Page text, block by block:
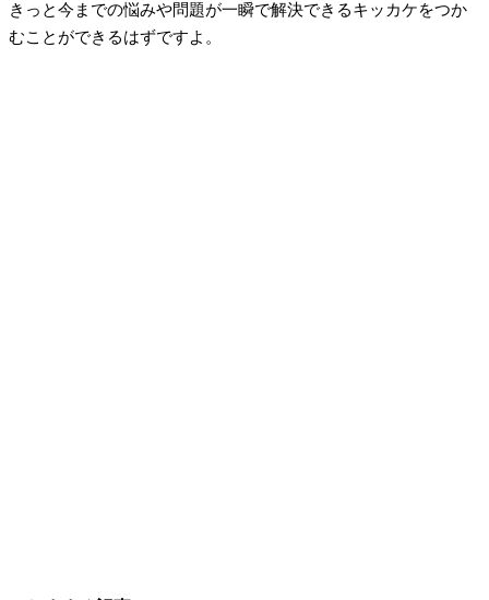
きっと今までの悩みや問題が一瞬で解決できるキッカケをつか
むことができるはずですよ。